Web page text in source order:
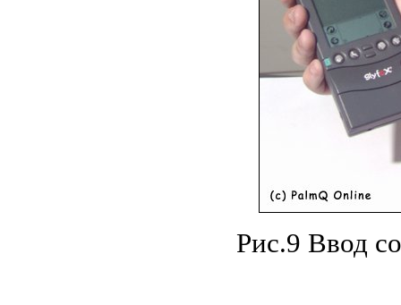
Рис.9 Ввод